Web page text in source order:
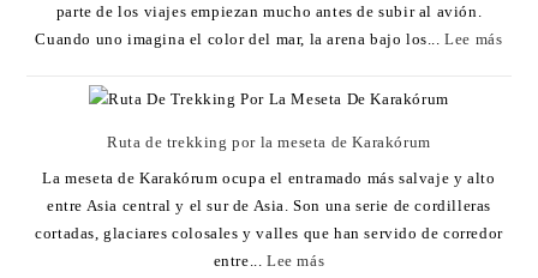
parte de los viajes empiezan mucho antes de subir al avión.
Cuando uno imagina el color del mar, la arena bajo los...Lee más
Ruta de trekking por la meseta de Karakórum
La meseta de Karakórum ocupa el entramado más salvaje y alto
entre Asia central y el sur de Asia. Son una serie de cordilleras
cortadas, glaciares colosales y valles que han servido de corredor
entre...Lee más